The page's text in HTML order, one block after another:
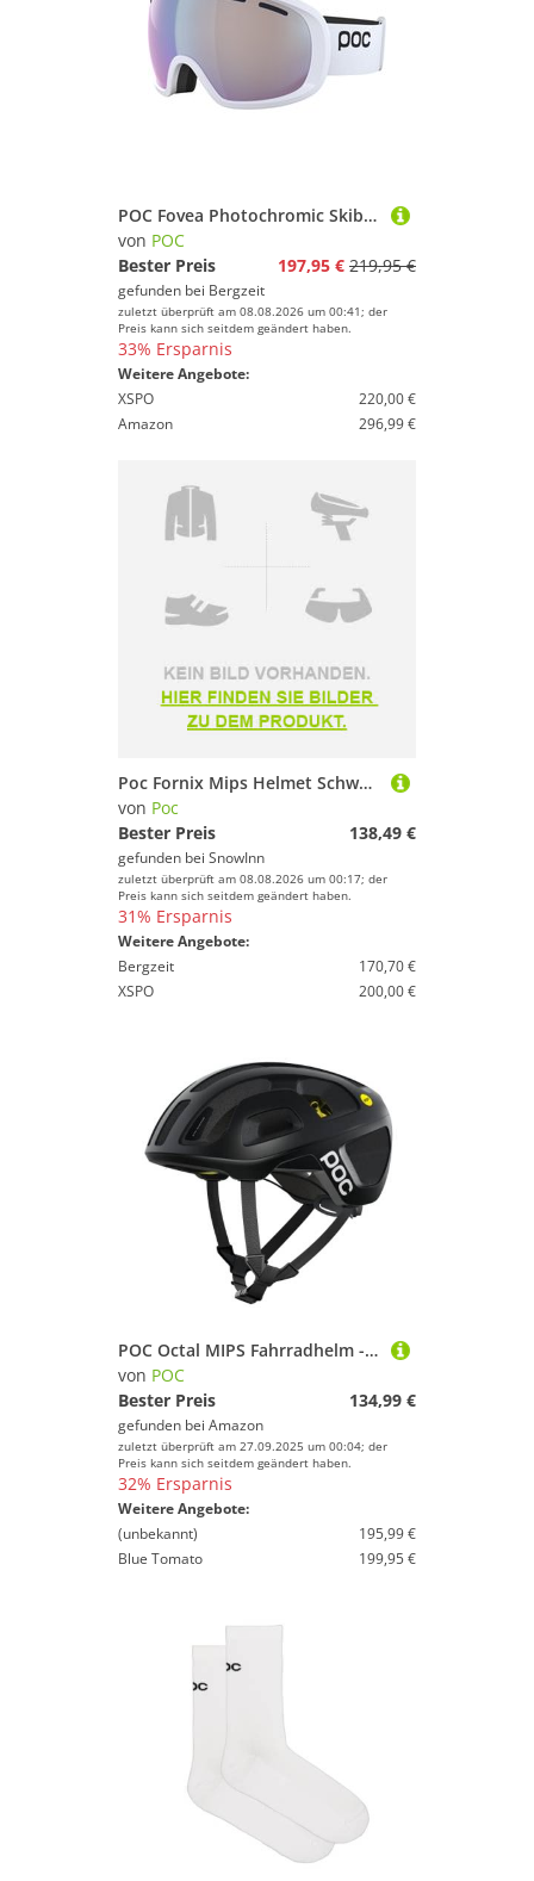
POC Fovea Photochromic Skibrille
von POC
Bester Preis
197,95 € 219,95 €
gefunden bei Bergzeit
zuletzt überprüft am 08.08.2026 um 00:41; der
Preis kann sich seitdem geändert haben.
33% Ersparnis
Weitere Angebote:
XSPO
220,00 €
Amazon
296,99 €
Poc Fornix Mips Helmet Schwarz M-L
von Poc
Bester Preis
138,49 €
gefunden bei SnowInn
zuletzt überprüft am 08.08.2026 um 00:17; der
Preis kann sich seitdem geändert haben.
31% Ersparnis
Weitere Angebote:
Bergzeit
170,70 €
XSPO
200,00 €
POC Octal MIPS Fahrradhelm - Der prämierte Octal Helm bietet revolutionären Schutz für Straßenfahrer mit MIPS-Rotationsschutz
von POC
Bester Preis
134,99 €
gefunden bei Amazon
zuletzt überprüft am 27.09.2025 um 00:04; der
Preis kann sich seitdem geändert haben.
32% Ersparnis
Weitere Angebote:
(unbekannt)
195,99 €
Blue Tomato
199,95 €